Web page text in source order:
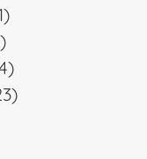
1
producto
17
productos
4
productos
23